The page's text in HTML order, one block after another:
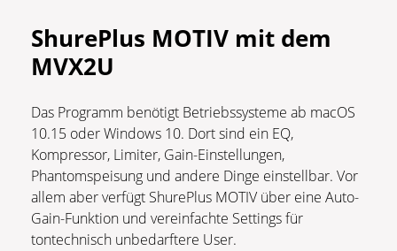
ShurePlus MOTIV mit dem
MVX2U
Das Programm benötigt Betriebssysteme ab macOS
10.15 oder Windows 10. Dort sind ein EQ,
Kompressor, Limiter, Gain-Einstellungen,
Phantomspeisung und andere Dinge einstellbar. Vor
allem aber verfügt ShurePlus MOTIV über eine Auto-
Gain-Funktion und vereinfachte Settings für
tontechnisch unbedarftere User.